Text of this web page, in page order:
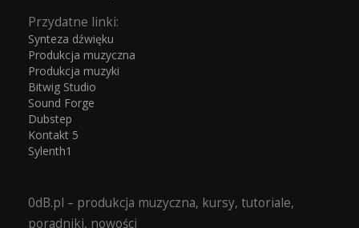
Przydatne linki:
Synteza dźwięku
Produkcja muzyczna
Produkcja muzyki
Bitwig Studio
Sound Forge
Dubstep
Kontakt 5
Sylenth1
0dB.pl – produkcja muzyczna, kursy, tutoriale,
poradniki, nowości